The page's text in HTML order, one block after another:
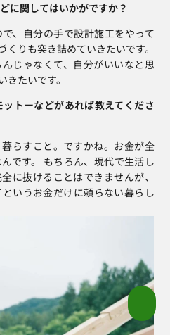
に関してはいかがですか？
、自分の手で設計施工をやって
りも突き詰めていきたいです。
じゃなくて、自分がいいなと思
たいです。
ットーなどがあれば教えてくださ
暮らすこと。ですかね。お金が全
です。 もちろん、現代で生活し
に抜けることはできませんが、
いうお金だけに頼らない暮らし